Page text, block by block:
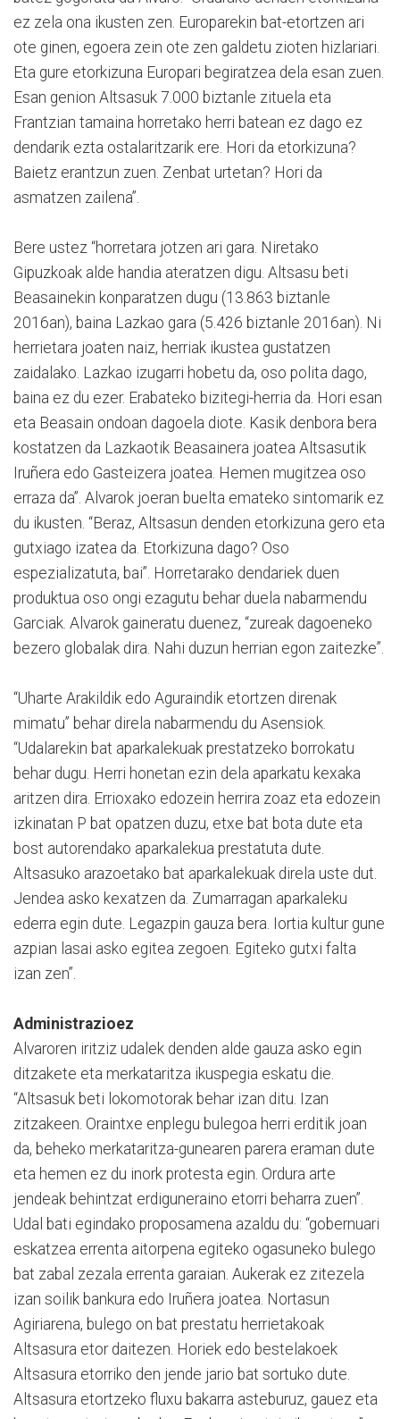
ez zela ona ikusten zen. Europarekin bat-etortzen ari
ote ginen, egoera zein ote zen galdetu zioten hizlariari.
Eta gure etorkizuna Europari begiratzea dela esan zuen.
Esan genion Altsasuk 7.000 biztanle zituela eta
Frantzian tamaina horretako herri batean ez dago ez
dendarik ezta ostalaritzarik ere. Hori da etorkizuna?
Baietz erantzun zuen. Zenbat urtetan? Hori da
asmatzen zailena”.
Bere ustez “horretara jotzen ari gara. Niretako
Gipuzkoak alde handia ateratzen digu. Altsasu beti
Beasainekin konparatzen dugu (13.863 biztanle
2016an), baina Lazkao gara (5.426 biztanle 2016an). Ni
herrietara joaten naiz, herriak ikustea gustatzen
zaidalako. Lazkao izugarri hobetu da, oso polita dago,
baina ez du ezer. Erabateko bizitegi-herria da. Hori esan
eta Beasain ondoan dagoela diote. Kasik denbora bera
kostatzen da Lazkaotik Beasainera joatea Altsasutik
Iruñera edo Gasteizera joatea. Hemen mugitzea oso
erraza da”. Alvarok joeran buelta emateko sintomarik ez
du ikusten. “Beraz, Altsasun denden etorkizuna gero eta
gutxiago izatea da. Etorkizuna dago? Oso
espezializatuta, bai”. Horretarako dendariek duen
produktua oso ongi ezagutu behar duela nabarmendu
Garciak. Alvarok gaineratu duenez, “zureak dagoeneko
bezero globalak dira. Nahi duzun herrian egon zaitezke”.
“Uharte Arakildik edo Aguraindik etortzen direnak
mimatu” behar direla nabarmendu du Asensiok.
“Udalarekin bat aparkalekuak prestatzeko borrokatu
behar dugu. Herri honetan ezin dela aparkatu kexaka
aritzen dira. Errioxako edozein herrira zoaz eta edozein
izkinatan P bat opatzen duzu, etxe bat bota dute eta
bost autorendako aparkalekua prestatuta dute.
Altsasuko arazoetako bat aparkalekuak direla uste dut.
Jendea asko kexatzen da. Zumarragan aparkaleku
ederra egin dute. Legazpin gauza bera. Iortia kultur gune
azpian lasai asko egitea zegoen. Egiteko gutxi falta
izan zen”.
Administrazioez
Alvaroren iritziz udalek denden alde gauza asko egin
ditzakete eta merkataritza ikuspegia eskatu die.
“Altsasuk beti lokomotorak behar izan ditu. Izan
zitzakeen. Oraintxe enplegu bulegoa herri erditik joan
da, beheko merkataritza-gunearen parera eraman dute
eta hemen ez du inork protesta egin. Ordura arte
jendeak behintzat erdiguneraino etorri beharra zuen”.
Udal bati egindako proposamena azaldu du: “gobernuari
eskatzea errenta aitorpena egiteko ogasuneko bulego
bat zabal zezala errenta garaian. Aukerak ez zitezela
izan soilik bankura edo Iruñera joatea. Nortasun
Agiriarena, bulego on bat prestatu herrietakoak
Altsasura etor daitezen. Horiek edo bestelakoek
Altsasura etorriko den jende jario bat sortuko dute.
Altsasura etortzeko fluxu bakarra asteburuz, gauez eta